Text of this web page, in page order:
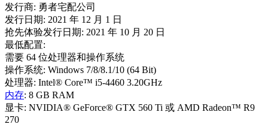
发行商: 勇者宅配公司
发行日期: 2021 年 12 月 1 日
抢先体验发行日期: 2021 年 10 月 20 日
最低配置:
需要 64 位处理器和操作系统
操作系统: Windows 7/8/8.1/10 (64 Bit)
处理器: Intel® Core™ i5-4460 3.20GHz
内存: 8 GB RAM
显卡: NVIDIA® GeForce® GTX 560 Ti 或 AMD Radeon™ R9
270